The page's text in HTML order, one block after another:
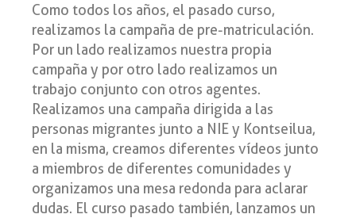
Como todos los años, el pasado curso,
realizamos la campaña de pre-matriculación.
Por un lado realizamos nuestra propia
campaña y por otro lado realizamos un
trabajo conjunto con otros agentes.
Realizamos una campaña dirigida a las
personas migrantes junto a NIE y Kontseilua,
en la misma, creamos diferentes vídeos junto
a miembros de diferentes comunidades y
organizamos una mesa redonda para aclarar
dudas. El curso pasado también, lanzamos un